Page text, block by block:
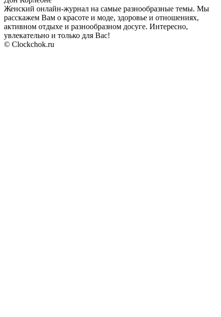
Женский онлайн-журнал на самые разнообразные темы. Мы
расскажем Вам о красоте и моде, здоровье и отношениях,
активном отдыхе и разнообразном досуге. Интересно,
увлекательно и только для Вас!
© Clockchok.ru